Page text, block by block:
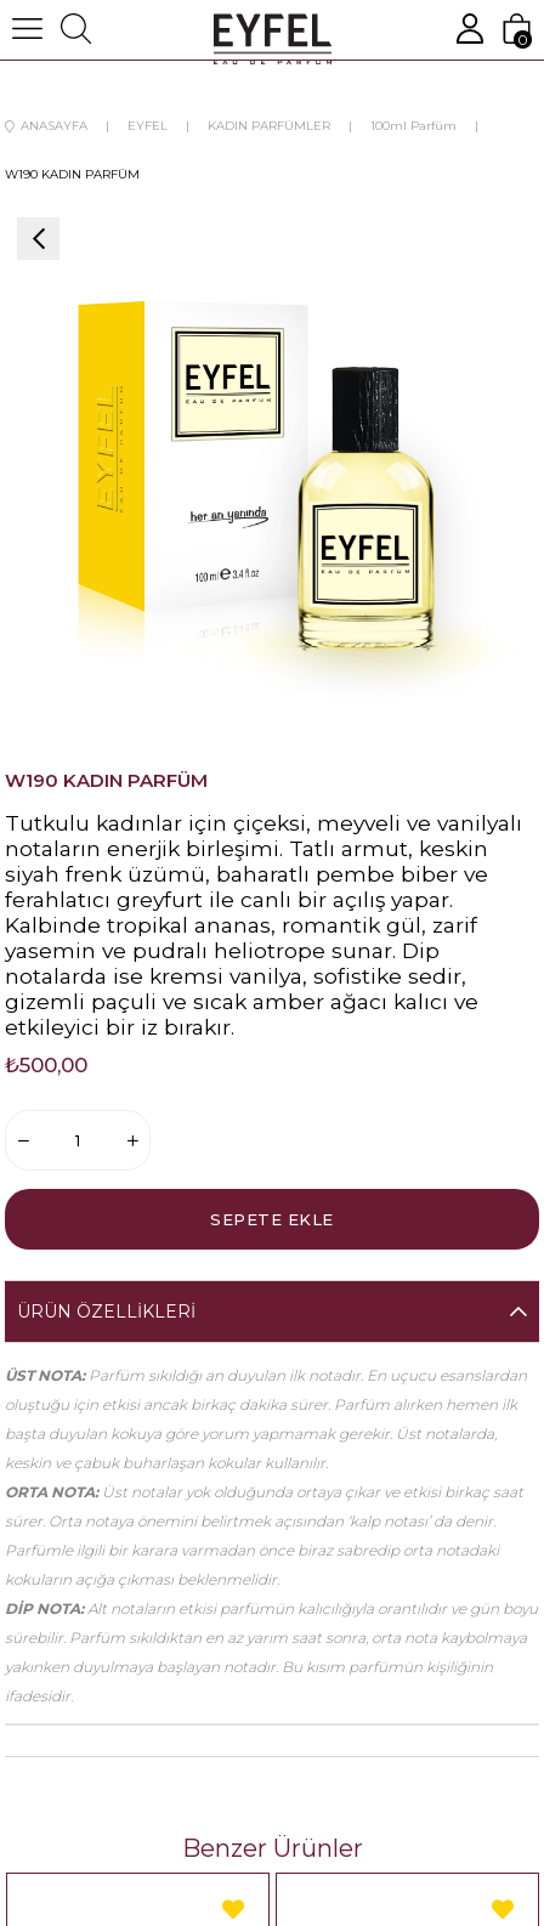
0
ANASAYFA EYFEL KADIN PARFÜMLER 100ml Parfüm
W190 KADIN PARFÜM
W190 KADIN PARFÜM
Tutkulu kadınlar için çiçeksi, meyveli ve vanilyalı
notaların enerjik birleşimi. Tatlı armut, keskin
siyah frenk üzümü, baharatlı pembe biber ve
ferahlatıcı greyfurt ile canlı bir açılış yapar.
Kalbinde tropikal ananas, romantik gül, zarif
yasemin ve pudralı heliotrope sunar. Dip
notalarda ise kremsi vanilya, sofistike sedir,
gizemli paçuli ve sıcak amber ağacı kalıcı ve
etkileyici bir iz bırakır.
₺500,00
ÜRÜN ÖZELLIKLERI
ÜST NOTA:Parfüm sıkıldığı an duyulan ilk notadır. En uçucu esanslardan
oluştuğu için etkisi ancak birkaç dakika sürer. Parfüm alırken hemen ilk
başta duyulan kokuya göre yorum yapmamak gerekir. Üst notalarda,
keskin ve çabuk buharlaşan kokular kullanılır.
ORTA NOTA: Üst notalar yok olduğunda ortaya çıkar ve etkisi birkaç saat
sürer. Orta notaya önemini belirtmek açısından ‘kalp notası’ da denir.
Parfümle ilgili bir karara varmadan önce biraz sabredip orta notadaki
kokuların açığa çıkması beklenmelidir.
DİP NOTA:Alt notaların etkisi parfümün kalıcılığıyla orantılıdır ve gün boyu
sürebilir. Parfüm sıkıldıktan en az yarım saat sonra, orta nota kaybolmaya
yakınken duyulmaya başlayan notadır. Bu kısım parfümün kişiliğinin
ifadesidir.
Benzer Ürünler